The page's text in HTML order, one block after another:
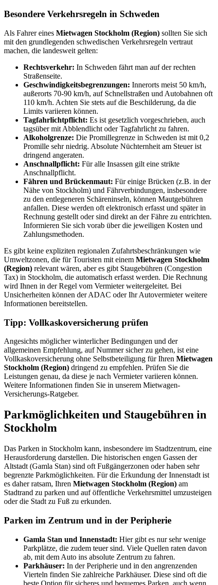
Besondere Verkehrsregeln in Schweden
Als Fahrer eines Mietwagen Stockholm (Region) sollten Sie sich
mit den grundlegenden schwedischen Verkehrsregeln vertraut
machen, die landesweit gelten:
Rechtsverkehr: In Schweden fährt man auf der rechten
Straßenseite.
Geschwindigkeitsbegrenzungen: Innerorts meist 50 km/h,
außerorts 70-90 km/h, auf Schnellstraßen und Autobahnen oft
110 km/h. Achten Sie stets auf die Beschilderung, da die
Limits variieren können.
Tagfahrlichtpflicht: Es ist gesetzlich vorgeschrieben, auch
tagsüber mit Abblendlicht oder Tagfahrlicht zu fahren.
Alkoholgrenze: Die Promillegrenze in Schweden ist mit 0,2
Promille sehr niedrig. Absolute Nüchternheit am Steuer ist
dringend angeraten.
Anschnallpflicht: Für alle Insassen gilt eine strikte
Anschnallpflicht.
Fähren und Brückenmaut: Für einige Brücken (z.B. in der
Nähe von Stockholm) und Fährverbindungen, insbesondere
zu den entlegeneren Schäreninseln, können Mautgebühren
anfallen. Diese werden oft elektronisch erfasst und später in
Rechnung gestellt oder sind direkt an der Fähre zu entrichten.
Informieren Sie sich vorab über die jeweiligen Kosten und
Zahlungsmethoden.
Es gibt keine expliziten regionalen Zufahrtsbeschränkungen wie
Umweltzonen, die für Touristen mit einem Mietwagen Stockholm
(Region) relevant wären, aber es gibt Staugebühren (Congestion
Tax) in Stockholm, die automatisch erfasst werden. Die Rechnung
wird Ihnen in der Regel vom Vermieter weitergeleitet. Bei
Unsicherheiten können der ADAC oder Ihr Autovermieter weitere
Informationen bereitstellen.
Tipp: Vollkaskoversicherung prüfen
Angesichts möglicher winterlicher Bedingungen und der
allgemeinen Empfehlung, auf Nummer sicher zu gehen, ist eine
Vollkaskoversicherung ohne Selbstbeteiligung für Ihren Mietwagen
Stockholm (Region) dringend zu empfehlen. Prüfen Sie die
Leistungen genau, da diese je nach Vermieter variieren können.
Weitere Informationen finden Sie in unserem Mietwagen-
Versicherungs-Ratgeber.
Parkmöglichkeiten und Staugebühren in
Stockholm
Das Parken in Stockholm kann, insbesondere im Stadtzentrum, eine
Herausforderung darstellen. Die historischen engen Gassen der
Altstadt (Gamla Stan) sind oft Fußgängerzonen oder haben sehr
begrenzte Parkmöglichkeiten. Für die Erkundung der Innenstadt ist
es daher ratsam, Ihren Mietwagen Stockholm (Region) am
Stadtrand zu parken und auf öffentliche Verkehrsmittel umzusteigen
oder die Stadt zu Fuß zu erkunden.
Parken im Zentrum und in der Peripherie
Gamla Stan und Innenstadt: Hier gibt es nur sehr wenige
Parkplätze, die zudem teuer sind. Viele Quellen raten davon
ab, mit dem Auto ins absolute Zentrum zu fahren.
Parkhäuser: In der Peripherie und in den angrenzenden
Vierteln finden Sie zahlreiche Parkhäuser. Diese sind oft die
beste Option für sicheres und bequemes Parken, auch wenn